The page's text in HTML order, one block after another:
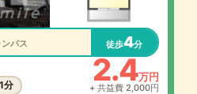
パス 徒歩4分
分 2.4万円
+ 共益費 2,000円